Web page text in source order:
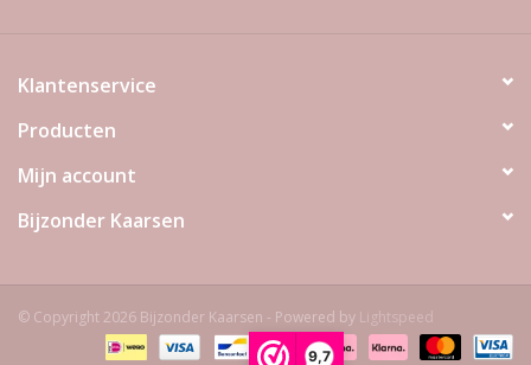
9,7
Klantenservice
Producten
Mijn account
Bijzonder Kaarsen
© Copyright 2026 Bijzonder Kaarsen - Powered by Lightspeed